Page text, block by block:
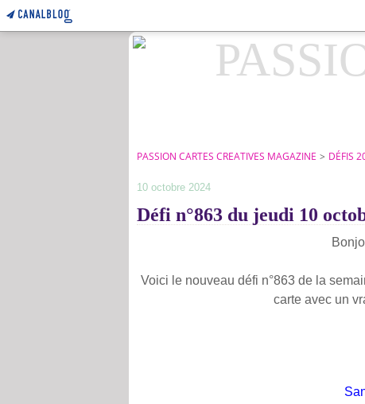
PASSION CARTES CREATIVES MAGAZINE > DÉFIS
10 octobre 2024
Défi n°863 du jeudi 10
Voici le nouveau défi n°863 de la
carte avec un